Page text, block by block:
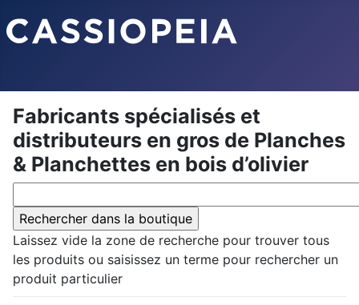
Fabricants spécialisés et
distributeurs en gros de Planches
& Planchettes en bois d’olivier
Laissez vide la zone de recherche pour trouver tous
les produits ou saisissez un terme pour rechercher un
produit particulier